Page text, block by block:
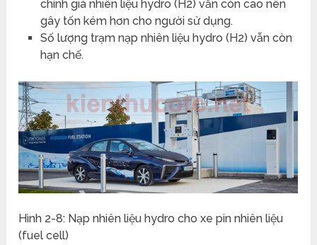
chính giá nhiên liệu hydro (H2) vẫn còn cao nên
gây tốn kém hơn cho người sử dụng.
Số lượng trạm nạp nhiên liệu hydro (H2) vẫn còn
hạn chế.
Hình 2-8: Nạp nhiên liệu hydro cho xe pin nhiên liệu
(fuel cell)